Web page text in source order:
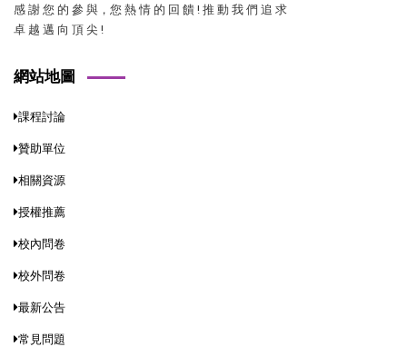
感 謝 您 的 參 與，您 熱 情 的 回 饋 ! 推 動 我 們 追 求
卓 越 邁 向 頂 尖 !
網站地圖
課程討論
贊助單位
相關資源
授權推薦
校內問卷
校外問卷
最新公告
常見問題